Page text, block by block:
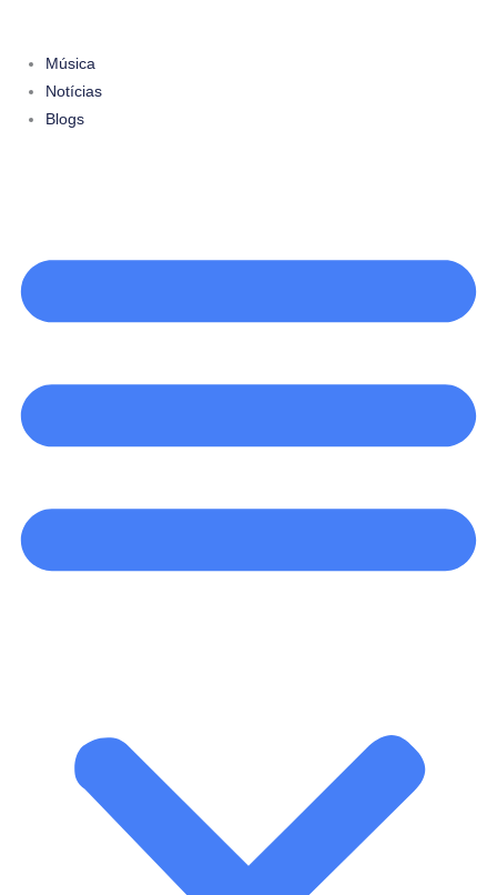
conteúdo
Música
Notícias
Blogs